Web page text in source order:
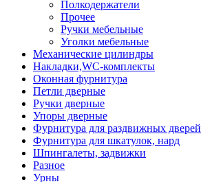
Полкодержатели
Прочее
Ручки мебельные
Уголки мебельные
Механические цилиндры
Накладки,WC-комплекты
Оконная фурнитура
Петли дверные
Ручки дверные
Упоры дверные
Фурнитура для раздвижных дверей
Фурнитура для шкатулок, нард
Шпингалеты, задвижки
Разное
Урны